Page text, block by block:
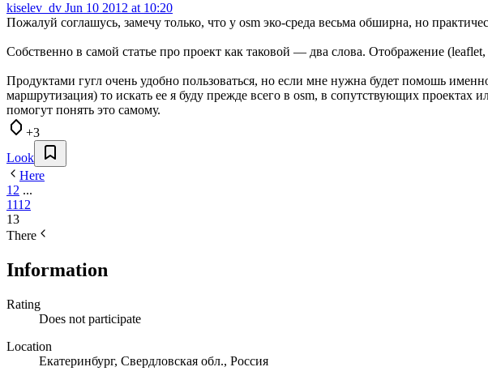
kiselev_dv Jun 10 2012 at 10:20
Пожалуй соглашусь, замечу только, что у osm эко-среда весьма обширна, но
Собственно в самой статье про проект как таковой — два слова. Отображение
Продуктами гугл очень удобно пользоваться, но если мне нужна будет помошь
маршрутизация) то искать ее я буду прежде всего в osm, в сопутствующих
помогут понять это самому.
+3
Look
Here
1 2 ...
1112
13
There
Information
Rating
Does not participate
Location
Екатеринбург, Свердловская обл., Россия